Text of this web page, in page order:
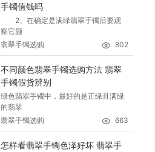
手镯值钱吗
2、在确定是满绿翡翠手镯后要观
察它颜
翡翠手镯选购
802
不同颜色翡翠手镯选购方法 翡翠
手镯假货辨别
绿色翡翠手镯中，最好的是正绿且满绿
的翡翠
翡翠手镯选购
663
怎样看翡翠手镯色泽好坏 翡翠手